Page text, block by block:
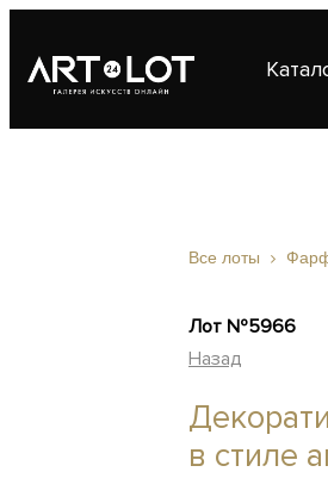
Все лоты
Лот №5966
Назад
в стиле